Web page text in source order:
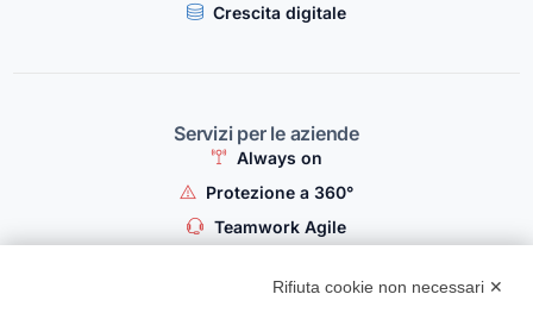
Crescita digitale
Servizi per le aziende
Always on
Protezione a 360°
Teamwork Agile
Crescita digitale
Rifiuta cookie non necessari ✕